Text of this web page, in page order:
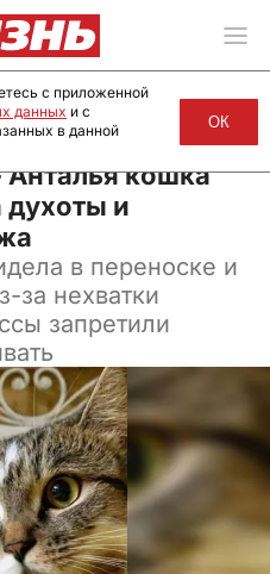
кошка
духоты и
в переноске и
за нехватки
запретили
с приложенной
данных и с
в данной
ОК